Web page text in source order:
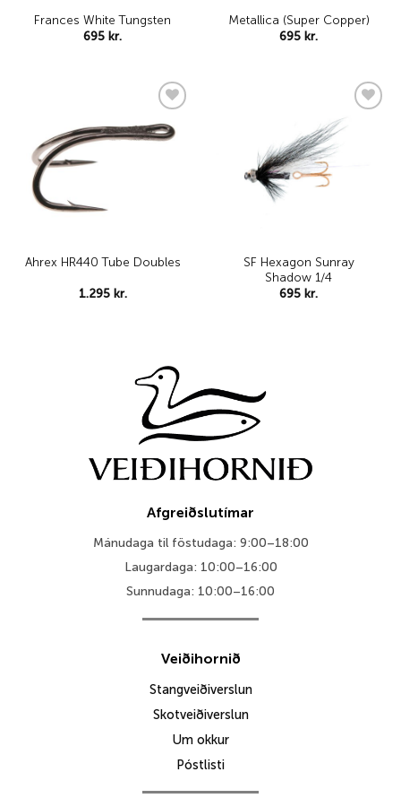
Frances White Tungsten
695 kr.
Metallica (Super Copper)
695 kr.
Add to
wishlist
Ahrex HR440 Tube Doubles
1.295 kr.
SF Hexagon Sunray
Shadow 1/4
695 kr.
Afgreiðslutímar
Mánudaga til föstudaga: 9:00–18:00
Laugardaga: 10:00–16:00
Sunnudaga: 10:00–16:00
Veiðihornið
Stangveiðiverslun
Skotveiðiverslun
Um okkur
Póstlisti